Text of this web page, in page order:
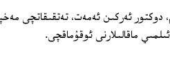
دوكتور ئەركىن ئەمەت، تەتقىقاتچى
ئىلمىي ماقالىلارنى ئوقۇماقچى.